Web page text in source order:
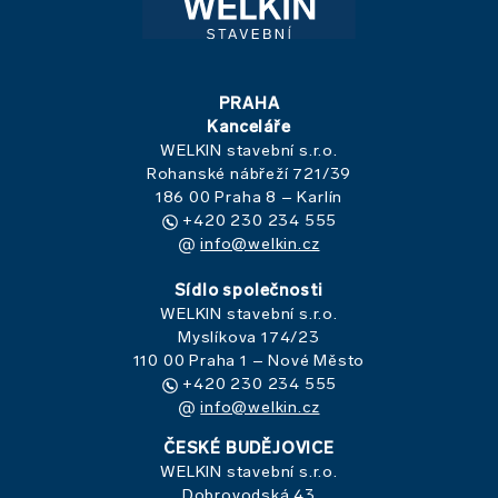
PRAHA
Kanceláře
WELKIN stavební s.r.o.
Rohanské nábřeží 721/39
186 00 Praha 8 – Karlín
+420 230 234 555
info@welkin.cz
Sídlo společnosti
WELKIN stavební s.r.o.
Myslíkova 174/23
110 00 Praha 1 – Nové Město
+420 230 234 555
info@welkin.cz
ČESKÉ BUDĚJOVICE
WELKIN stavební s.r.o.